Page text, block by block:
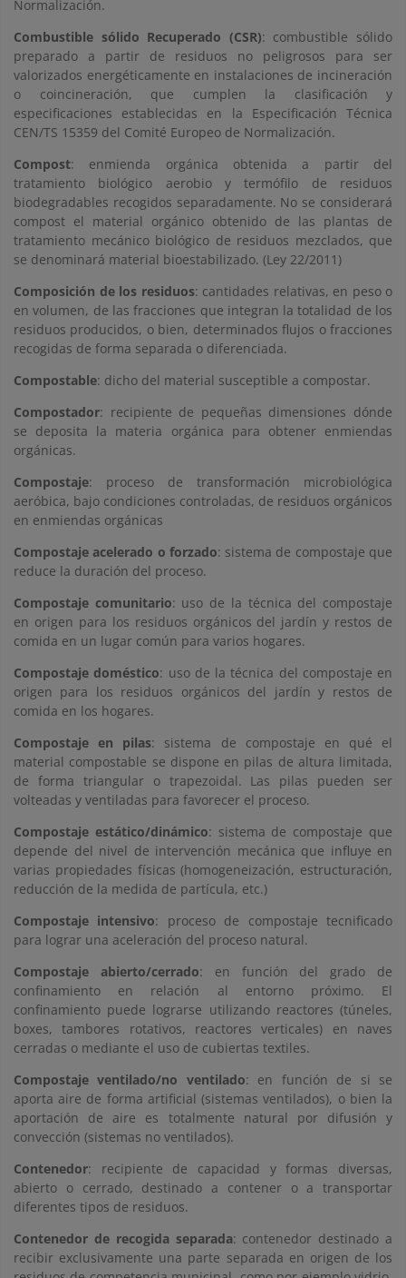
Normalización.
Combustible sólido Recuperado (CSR): combustible sólido
preparado a partir de residuos no peligrosos para ser
valorizados energéticamente en instalaciones de incineración
o coincineración, que cumplen la clasificación y
especificaciones establecidas en la Especificación Técnica
CEN/TS 15359 del Comité Europeo de Normalización.
Compost: enmienda orgánica obtenida a partir del
tratamiento biológico aerobio y termófilo de residuos
biodegradables recogidos separadamente. No se considerará
compost el material orgánico obtenido de las plantas de
tratamiento mecánico biológico de residuos mezclados, que
se denominará material bioestabilizado. (Ley 22/2011)
Composición de los residuos: cantidades relativas, en peso o
en volumen, de las fracciones que integran la totalidad de los
residuos producidos, o bien, determinados flujos o fracciones
recogidas de forma separada o diferenciada.
Compostable: dicho del material susceptible a compostar.
Compostador: recipiente de pequeñas dimensiones dónde
se deposita la materia orgánica para obtener enmiendas
orgánicas.
Compostaje: proceso de transformación microbiológica
aeróbica, bajo condiciones controladas, de residuos orgánicos
en enmiendas orgánicas
Compostaje acelerado o forzado: sistema de compostaje que
reduce la duración del proceso.
Compostaje comunitario: uso de la técnica del compostaje
en origen para los residuos orgánicos del jardín y restos de
comida en un lugar común para varios hogares.
Compostaje doméstico: uso de la técnica del compostaje en
origen para los residuos orgánicos del jardín y restos de
comida en los hogares.
Compostaje en pilas: sistema de compostaje en qué el
material compostable se dispone en pilas de altura limitada,
de forma triangular o trapezoidal. Las pilas pueden ser
volteadas y ventiladas para favorecer el proceso.
Compostaje estático/dinámico: sistema de compostaje que
depende del nivel de intervención mecánica que influye en
varias propiedades físicas (homogeneización, estructuración,
reducción de la medida de partícula, etc.)
Compostaje intensivo: proceso de compostaje tecnificado
para lograr una aceleración del proceso natural.
Compostaje abierto/cerrado: en función del grado de
confinamiento en relación al entorno próximo. El
confinamiento puede lograrse utilizando reactores (túneles,
boxes, tambores rotativos, reactores verticales) en naves
cerradas o mediante el uso de cubiertas textiles.
Compostaje ventilado/no ventilado: en función de si se
aporta aire de forma artificial (sistemas ventilados), o bien la
aportación de aire es totalmente natural por difusión y
convección (sistemas no ventilados).
Contenedor: recipiente de capacidad y formas diversas,
abierto o cerrado, destinado a contener o a transportar
diferentes tipos de residuos.
Contenedor de recogida separada: contenedor destinado a
recibir exclusivamente una parte separada en origen de los